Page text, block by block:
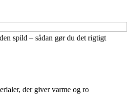
spild – sådan gør du det rigtigt
der giver varme og ro